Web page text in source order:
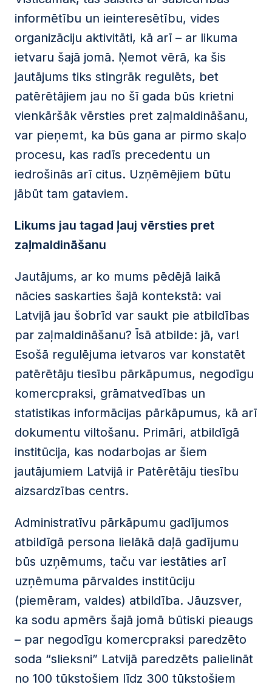
informētību un ieinteresētību, vides
organizāciju aktivitāti, kā arī – ar likuma
ietvaru šajā jomā. Ņemot vērā, ka šis
jautājums tiks stingrāk regulēts, bet
patērētājiem jau no šī gada būs krietni
vienkāršāk vērsties pret zaļmaldināšanu,
var pieņemt, ka būs gana ar pirmo skaļo
procesu, kas radīs precedentu un
iedrošinās arī citus. Uzņēmējiem būtu
jābūt tam gataviem.
Likums jau tagad ļauj vērsties pret
zaļmaldināšanu
Jautājums, ar ko mums pēdējā laikā
nācies saskarties šajā kontekstā: vai
Latvijā jau šobrīd var saukt pie atbildības
par zaļmaldināšanu? Īsā atbilde: jā, var!
Esošā regulējuma ietvaros var konstatēt
patērētāju tiesību pārkāpumus, negodīgu
komercpraksi, grāmatvedības un
statistikas informācijas pārkāpumus, kā arī
dokumentu viltošanu. Primāri, atbildīgā
institūcija, kas nodarbojas ar šiem
jautājumiem Latvijā ir Patērētāju tiesību
aizsardzības centrs.
Administratīvu pārkāpumu gadījumos
atbildīgā persona lielākā daļā gadījumu
būs uzņēmums, taču var iestāties arī
uzņēmuma pārvaldes institūciju
(piemēram, valdes) atbildība. Jāuzsver,
ka sodu apmērs šajā jomā būtiski pieaugs
– par negodīgu komercpraksi paredzēto
soda “slieksni” Latvijā paredzēts palielināt
no 100 tūkstošiem līdz 300 tūkstošiem